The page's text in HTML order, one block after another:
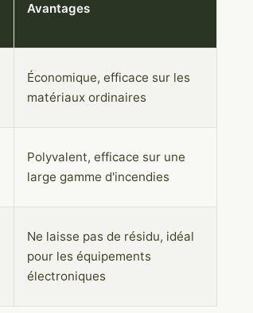
Avantages
Économique, efficace sur les
matériaux ordinaires
Polyvalent, efficace sur une
large gamme d'incendies
Ne laisse pas de résidu, idéal
pour les équipements
électroniques